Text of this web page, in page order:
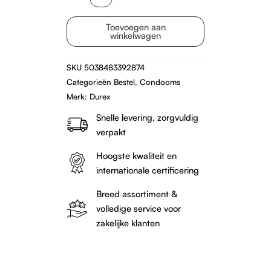
Condooms
stuks)
Toevoegen aan
winkelwagen
SKU 5038483392874
Categorieën Bestel, Condooms
Merk: Durex
Snelle levering, zorgvuldig
verpakt
Hoogste kwaliteit en
internationale certificering
Breed assortiment &
volledige service voor
zakelijke klanten